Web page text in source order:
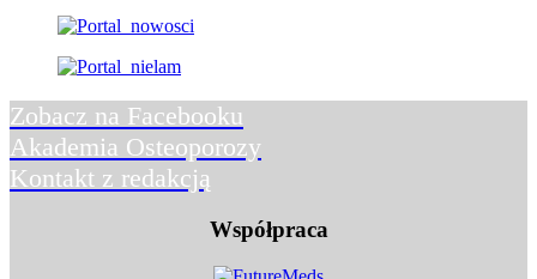
Zobacz na Facebooku
Akademia Osteoporozy
Kontakt z redakcją
Współpraca